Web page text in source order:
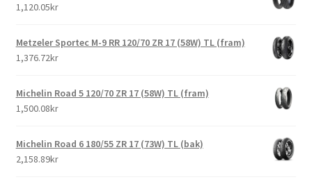
1,120.05kr
Metzeler Sportec M-9 RR 120/70 ZR 17 (58W) TL (fram)
1,376.72kr
Michelin Road 5 120/70 ZR 17 (58W) TL (fram)
1,500.08kr
Michelin Road 6 180/55 ZR 17 (73W) TL (bak)
2,158.89kr